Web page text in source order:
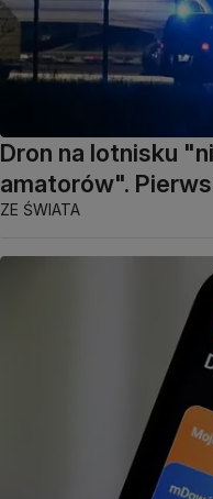
Dron na lotnisku
amatorów".
ZE ŚWIATA